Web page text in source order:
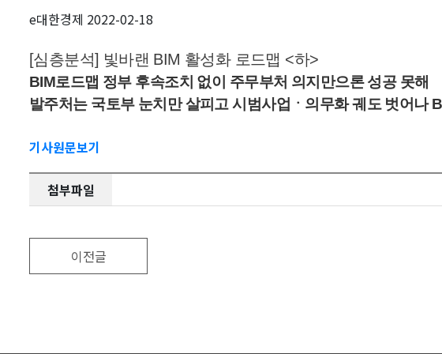
e대한경제 2022-02-18
[심층분석] 빛바랜 BIM 활성화 로드맵 <하>
BIM로드맵 정부 후속조치 없이 주무부처 의지만으론 성공 못해
발주처는 국토부 눈치만 살피고 시범사업ㆍ의무화 궤도 벗어나
기사원문보기
첨부파일
이전글